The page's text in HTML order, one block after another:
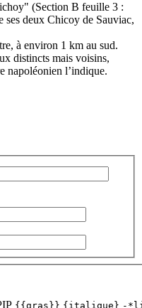
(Section B feuille 3 :
ses deux Chicoy de Sauviac,
à environ 1 km au sud.
distincts mais voisins,
napoléonien l’indique.
{{gras}} {italique} -